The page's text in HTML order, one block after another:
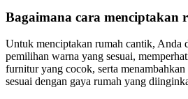
Bagaimana cara menciptakan
Untuk menciptakan rumah cantik, Anda
pemilihan warna yang sesuai,
furnitur yang cocok, serta
sesuai dengan gaya rumah yang